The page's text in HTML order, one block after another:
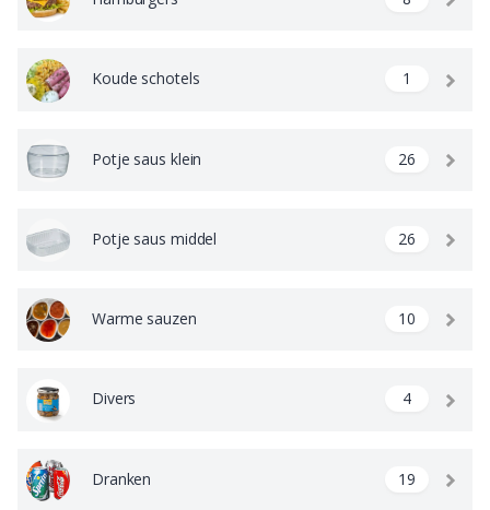
Koude schotels 1
Potje saus klein 26
Potje saus middel 26
Warme sauzen 10
Divers 4
Dranken 19